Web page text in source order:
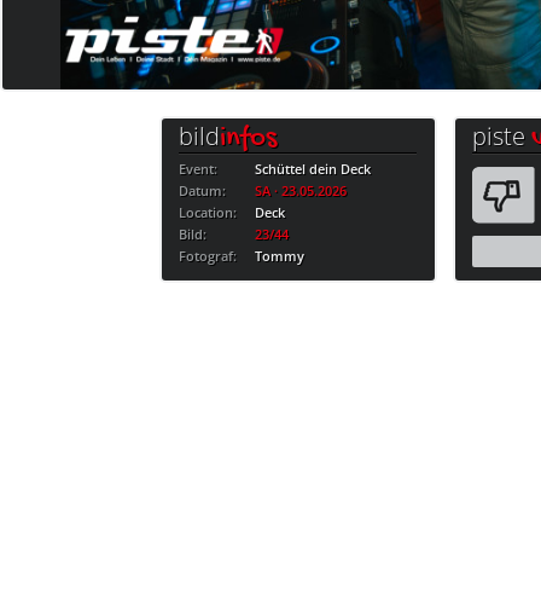
bildinfos
Event:
Schüttel dein Deck
Datum:
SA · 23.05.2026
Location:
Deck
Bild:
23/44
Fotograf:
Tommy
piste